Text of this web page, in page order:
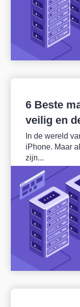
6 Beste
veilig en
In de wereld
iPhone. Maar
zijn...